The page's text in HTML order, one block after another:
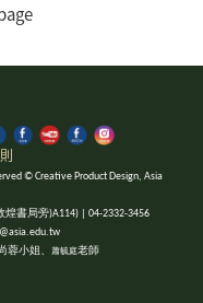
© Creative Product Design, Asia
書局旁)A114) | 04-2332-3456
蓉小姐、
蕭毓庭老師